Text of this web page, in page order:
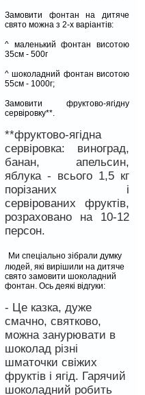
Замовити фонтан на дитяче
свято можна з 2-х варіантів:
^ маленький фонтан висотою
35см - 500г
^ шоколадний фонтан висотою
55см - 1000г;
Замовити фруктово-ягідну
сервіровку**.
**фруктово-ягідна
сервіровка: виноград,
банан, апельсин,
яблука - всього 1,5 кг
порізаних і
сервірованих фруктів,
розраховано на 10-12
персон.
Ми спеціально зібрали думку
людей, які вирішили на дитяче
свято замовити шоколадний
фонтан. Ось деякі відгуки:
- Це казка, дуже
смачно, святково,
можна занурювати в
шоколад різні
шматочки свіжих
фруктів і ягід. Гарячий
шоколадний робить